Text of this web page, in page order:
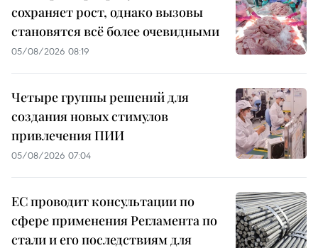
сохраняет рост, однако вызовы
становятся всё более очевидными
05/08/2026 08:19
Четыре группы решений для
создания новых стимулов
привлечения ПИИ
05/08/2026 07:04
ЕС проводит консультации по
сфере применения Регламента по
стали и его последствиям для